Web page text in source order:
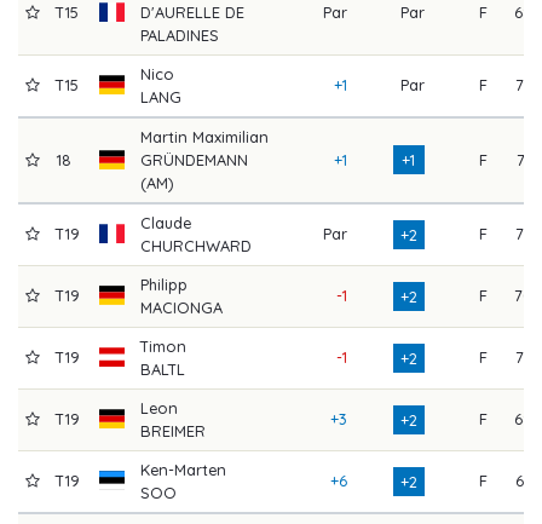
T15
D'AURELLE DE
PALADINES
Par Par F 68
T15
Nico
LANG
+1 Par F 72
18
Martin Maximilian
GRÜNDEMANN
(AM)
+1 +1 F 71
T19
Claude
CHURCHWARD
Par +2 F 75
T19
Philipp
MACIONGA
-1 +2 F 70
T19
Timon
BALTL
-1 +2 F 72
T19
Leon
BREIMER
+3 +2 F 68
T19
Ken-Marten
SOO
+6 +2 F 67